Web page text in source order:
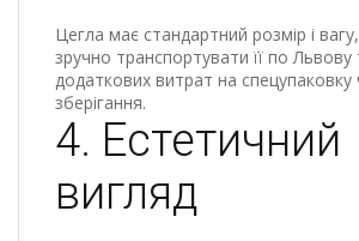
Цегла має стандартний розмір і
зручно транспортувати її по Львову
додаткових витрат на спецупаковку
зберігання.
4. Естетичний
вигляд